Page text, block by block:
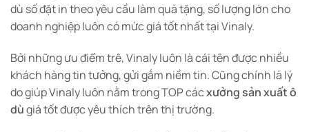
dù số đặt in theo yêu cầu làm quà tặng, số lượng lớn cho
doanh nghiệp luôn có mức giá tốt nhất tại Vinaly.
Bởi những ưu điểm trê, Vinaly luôn là cái tên được nhiều
khách hàng tin tưởng, gửi gắm niềm tin. Cũng chính là lý
do giúp Vinaly luôn nằm trong TOP cácxưởng sản xuất ô
dùgiá tốt được yêu thích trên thị trường.